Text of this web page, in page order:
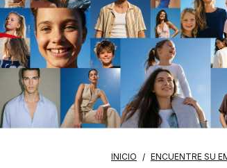
INICIO ENCUENTRE SU